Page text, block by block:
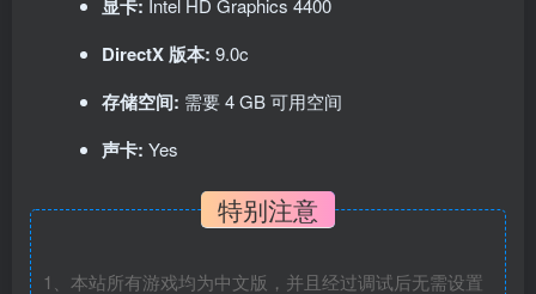
显卡: Intel HD Graphics 4400
DirectX 版本: 9.0c
存储空间: 需要 4 GB 可用空间
声卡: Yes
特别注意
1、本站所有游戏均为中文版，并且经过调试后无需设置